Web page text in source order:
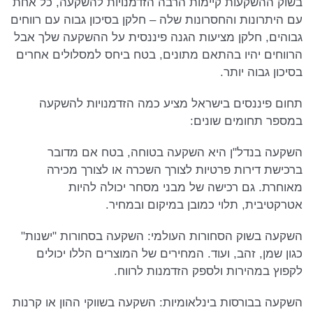
בשוק ההשקעות קיימות הרבה הזדמנויות להשקעה, כל אחת
עם היתרונות והחסרונות שלה – חלקן בסיכון גבוה עם רווחים
גבוהים, חלקן מציעות הגנה פיננסית על ההשקעה שלך אבל
הרווחים יהיו בהתאם מתונים, בטח ביחס למסלולים אחרים
בסיכון גבוה יותר.
תחום פיננסים בישראל מציע כמה הזדמנויות להשקעה
במספר תחומים שונים:
השקעה בנדל"ן היא השקעה בטוחה, בטח אם מדובר
ברכישת דירות פרטיות לצורך השכרה או לצורך מכירה
מאוחרת. גם רכישה של מבני מסחר יכולה להיות
אטרקטיבית, תלוי כמובן במיקום ובמחיר.
השקעה בשוק הסחורות העולמי: השקעה בסחורות "ישנות"
כגון שמן, זהב, ועוד. המחירים של המוצרים הללו יכולים
לקפוץ במהירות ולספק הזדמנות לרווח.
השקעה בבורסות בינלאומיות: השקעה בשווקי ההון או קרנות